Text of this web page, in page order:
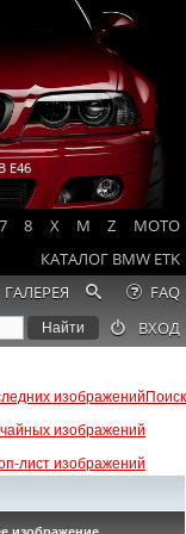
Е46
7 8 X M Z
MOTO
КАТАЛОГ BMW ETK
ГАЛЕРЕЯ
FAQ
ВХОД
изображений
изображений
лист изображений
Поиск